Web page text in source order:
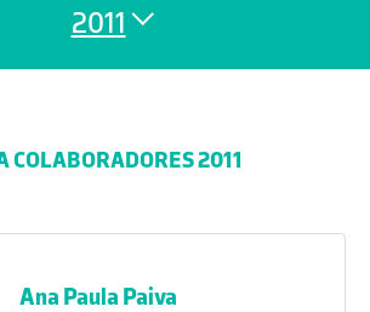
2011
COLABORADORES 2011
Ana Paula Paiva